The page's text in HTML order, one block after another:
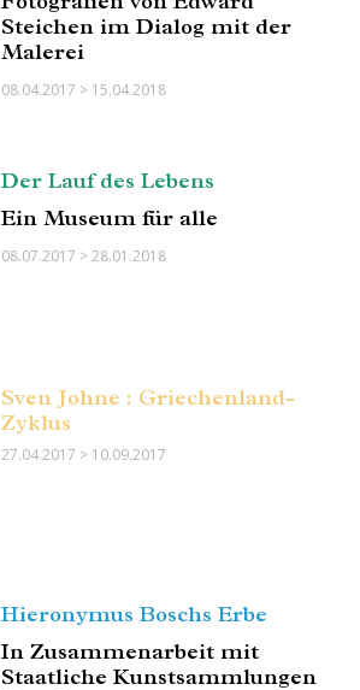
Steichen im Dialog mit der
Malerei
08.04.2017 > 15.04.2018
Der Lauf des Lebens
Ein Museum für alle
08.07.2017 > 28.01.2018
Sven Johne : Griechenland-
Zyklus
27.04.2017 > 10.09.2017
Hieronymus Boschs Erbe
In Zusammenarbeit mit
Staatliche Kunstsammlungen